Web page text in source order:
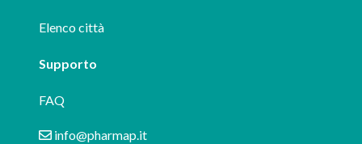
Elenco città
Supporto
FAQ
info@pharmap.it